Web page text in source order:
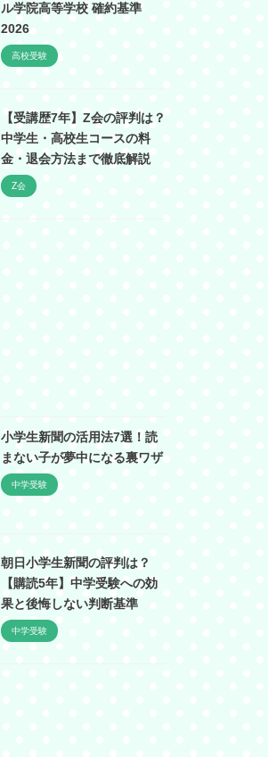
ル学院高等学校 確約基準
2026
高校受験
【受講歴7年】Z会の評判は？
中学生・高校生コースの料
金・退会方法まで徹底解説
Z会
小学生新聞の活用法7選！読
まない子が夢中になる裏ワザ
中学受験
朝日小学生新聞の評判は？
【購読5年】中学受験への効
果と後悔しない判断基準
中学受験